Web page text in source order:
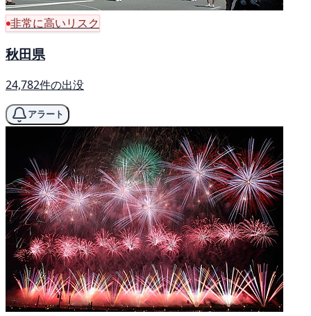
非常に高いリスク
秋田県
24,782件の出没
アラート